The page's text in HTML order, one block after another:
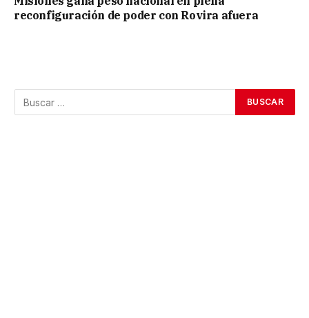
reconfiguración de poder con Rovira afuera